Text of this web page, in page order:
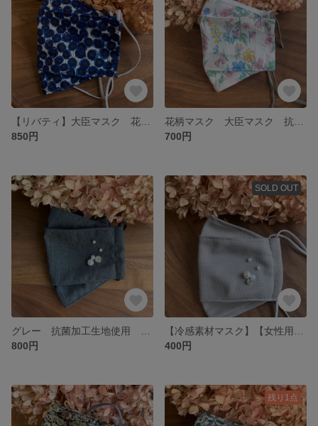
850円
700円
800円
SOLD OUT
400円
残り1点